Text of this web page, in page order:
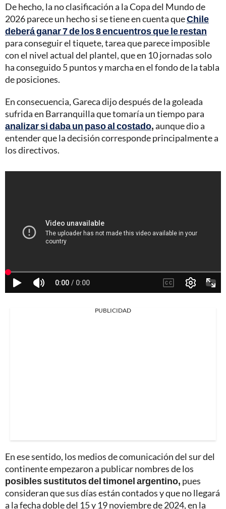
De hecho, la no clasificación a la Copa del Mundo de
2026 parece un hecho si se tiene en cuenta queChile
deberá ganar 7 de los 8 encuentros que le restan
para conseguir el tiquete, tarea que parece imposible
con el nivel actual del plantel, que en 10 jornadas solo
ha conseguido 5 puntos y marcha en el fondo de la tabla
de posiciones.
En consecuencia, Gareca dijo después de la goleada
sufrida en Barranquilla que tomaría un tiempo para
analizar si daba un paso al costado,aunque dio a
entender que la decisión corresponde principalmente a
los directivos.
PUBLICIDAD
En ese sentido, los medios de comunicación del sur del
continente empezaron a publicar nombres de los
posibles sustitutos del timonel argentino, pues
consideran que sus días están contados y que no llegará
a la fecha doble del 15 y 19 noviembre de 2024, en la